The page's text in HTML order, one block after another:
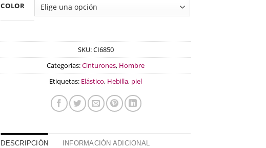
COLOR
SKU:CI6850
Categorías:Cinturones, Hombre
Etiquetas: Elástico, Hebilla, piel
DESCRIPCIÓN INFORMACIÓN ADICIONAL